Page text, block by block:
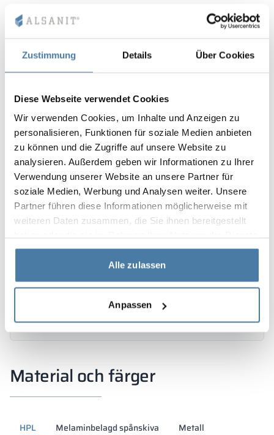
Zustimmung Details Über Cookies
Diese Webseite verwendet Cookies
Wir verwenden Cookies, um Inhalte und Anzeigen zu
personalisieren, Funktionen für soziale Medien anbieten
zu können und die Zugriffe auf unsere Website zu
analysieren. Außerdem geben wir Informationen zu Ihrer
Verwendung unserer Website an unsere Partner für
soziale Medien, Werbung und Analysen weiter. Unsere
Partner führen diese Informationen möglicherweise mit
weiteren Daten zusammen, die Sie ihnen bereitgestellt
gesammelt haben.
Alle zulassen
Anpassen
Material och färger
HPL Melaminbelagd spånskiva Metall